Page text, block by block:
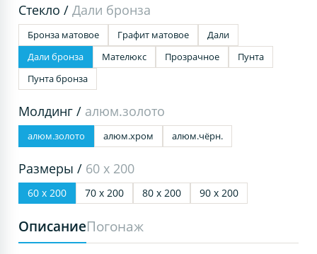
Стекло /Дали бронза
Бронза матовое Графит матовое
Дали
Дали бронза
Мателюкс Прозрачное
Пунта
Пунта бронза
Молдинг / алюм.золото
алюм.золото алюм.хром алюм.чёрн.
Размеры / 60 х 200
60 х 200 70 х 200 80 х 200 90 х 200
ОписаниеПогонаж